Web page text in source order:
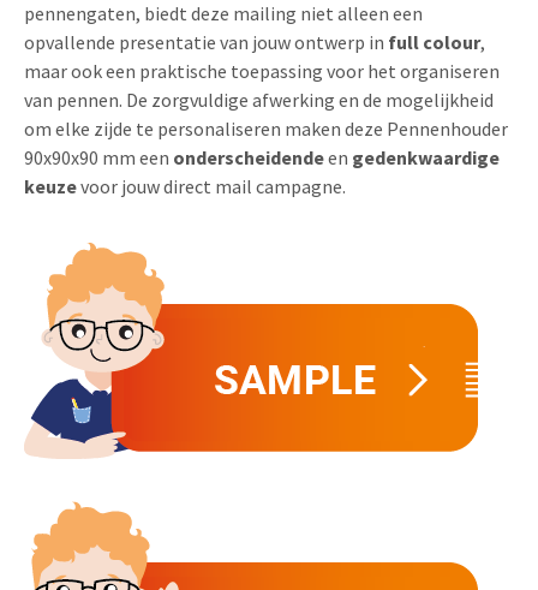
pennengaten, biedt deze mailing niet alleen een
opvallende presentatie van jouw ontwerp in full colour,
maar ook een praktische toepassing voor het organiseren
van pennen. De zorgvuldige afwerking en de mogelijkheid
om elke zijde te personaliseren maken deze Pennenhouder
90x90x90 mm een onderscheidendeen gedenkwaardige
keuzevoor jouw direct mail campagne.
Schuifkaarten
Pop-up Kaarten
Geluidskaarten
Lenticular Cards
Tabkaarten
Budget kaarten
Andere opvallende mailings
Alle producten
Sport Marketing
Media Marketing
Automotive Marketing
Non-profit Marketing
Duurzame Marketing
Marketing voor Scholen
Horeca Marketing
Food Marketing
Verjaardag en Jubilea
Uitnodigingen
Product Introductie
App-lancering
Klantenbinding
Contact
Over Ons
Vacatures
Contactgegevens
Duurzaamheid
Brochure downloaden